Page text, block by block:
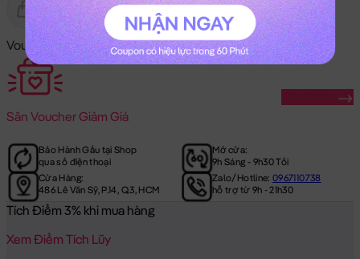
Gửi Tặng Hết Hàng
Voucher Mã Khuyến Mãi:
Săn Voucher Giảm Giá
Bảo Hành Gấu tại Shop
qua số điện thoại
Mở cửa:
9h Sáng - 9h30 Tối
Cửa Hàng:
486 Lê Văn Sỹ, P.14, Q.3, HCM
Zalo/Hotline:0967110738
hỗ trợ từ 9h - 21h30
Tích Điểm 3% khi mua hàng
Xem Điểm Tích Lũy